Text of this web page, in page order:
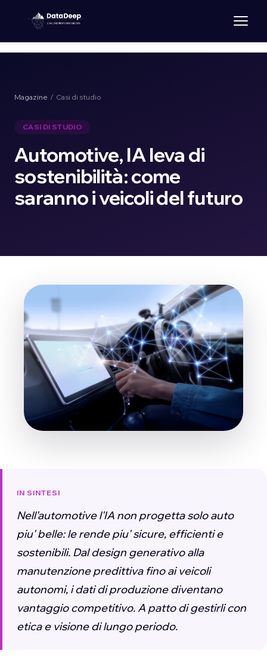
Magazine / Casi di studio
CASI DI STUDIO
Automotive, IA leva di
sostenibilità: come
saranno i veicoli del futuro
IN SINTESI
Nell'automotive l'IA non progetta solo auto
piu' belle: le rende piu' sicure, efficienti e
sostenibili. Dal design generativo alla
manutenzione predittiva fino ai veicoli
autonomi, i dati di produzione diventano
vantaggio competitivo. A patto di gestirli con
etica e visione di lungo periodo.